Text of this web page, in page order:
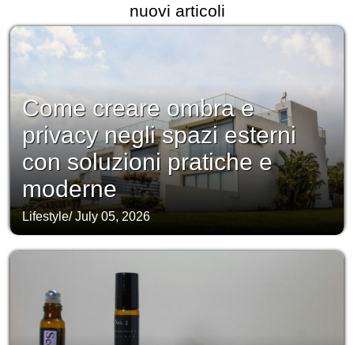
nuovi articoli
Come creare ombra e
privacy negli spazi esterni
con soluzioni pratiche e
moderne
Lifestyle/July 05, 2026